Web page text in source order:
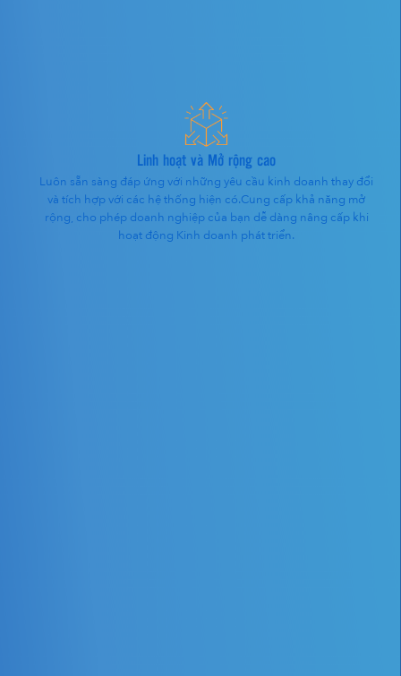
Linh hoạt và Mở rộng cao
Luôn sẵn sàng đáp ứng với những yêu cầu kinh doanh thay đổi
và tích hợp với các hệ thống hiện có.Cung cấp khả năng mở
rộng, cho phép doanh nghiệp của bạn dễ dàng nâng cấp khi
hoạt động Kinh doanh phát triển.